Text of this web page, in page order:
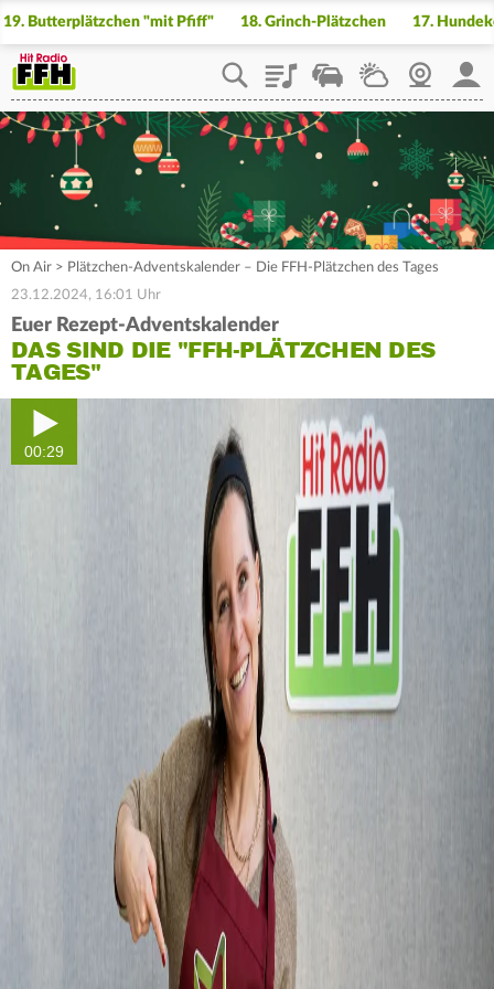
19. Butterplätzchen "mit Pfiff" 18. Grinch-Plätzchen 17.
PlaylistStaupilotWetterWebcam
On Air > Plätzchen-Adventskalender – Die FFH-Plätzchen des Tages
23.12.2024, 16:01 Uhr
Euer Rezept-Adventskalender
DAS SIND DIE "FFH-PLÄTZCHEN DES
TAGES"
00:29